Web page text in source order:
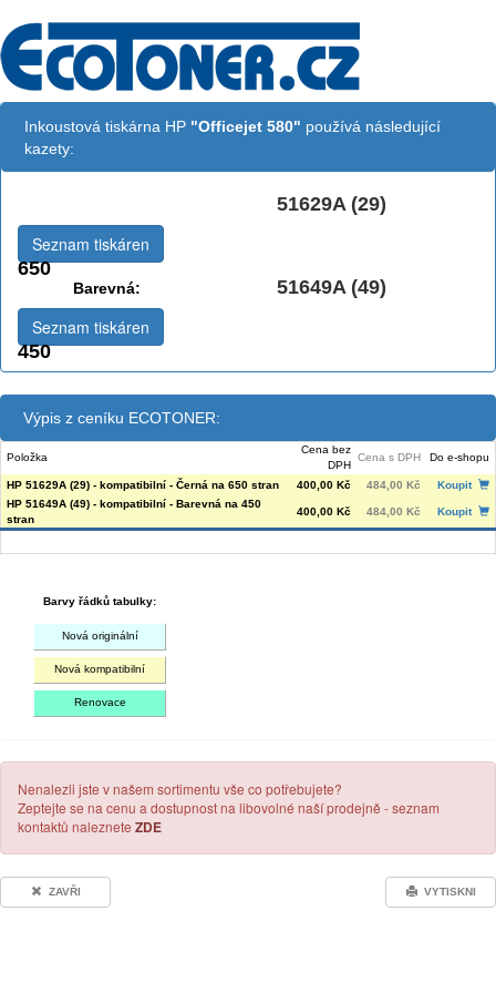
Inkoustová tiskárna HP "Officejet 580" používá následující
kazety:
51629A (29)
650
Seznam tiskáren
Barevná: 51649A (49)
450
Seznam tiskáren
Výpis z ceníku ECOTONER:
Položka
Cena bez
DPH
Cena s DPH Do e-shopu
HP 51629A (29) - kompatibilní - Černá na 650 stran 400,00 Kč 484,00 Kč
Koupit
HP 51649A (49) - kompatibilní - Barevná na 450
stran
400,00 Kč 484,00 Kč Koupit
Barvy řádků tabulky:
Nová originální
Nová kompatibilní
Renovace
Nenalezli jste v našem sortimentu vše co potřebujete?
Zeptejte se na cenu a dostupnost na libovolné naší prodejně - seznam
kontaktů naleznete ZDE
ZAVŘI VYTISKNI